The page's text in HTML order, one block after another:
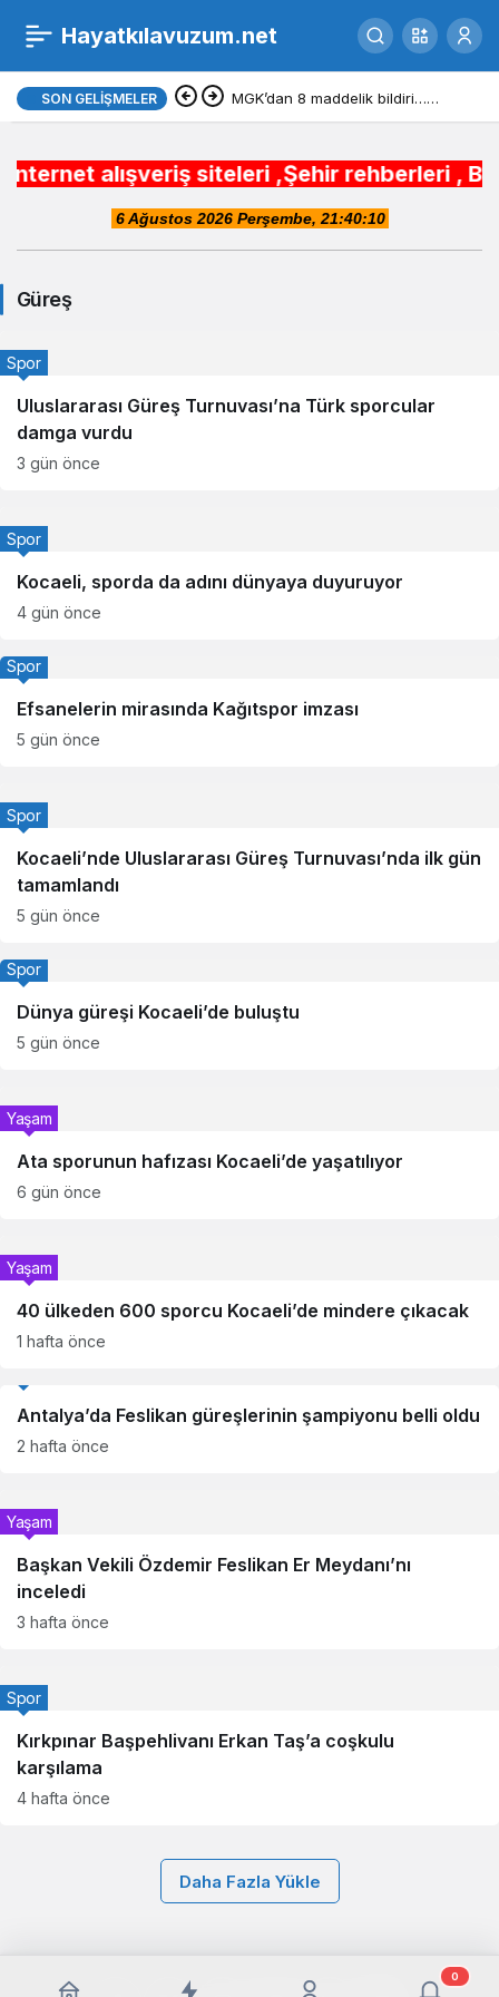
Hayatkılavuzum.net
Güreş
Haberleri
SON GELIŞMELER MGK’dan 8 maddelik bildiri…
güvenlik ve Gazze mesajı
alışveriş siteleri ,Şehir
Güreş
Uluslararası Güreş Turnuvası’na Türk sporcular
damga vurdu
Spor
3 gün önce
Kocaeli, sporda da adını dünyaya duyuruyor
Spor
4 gün önce
Efsanelerin mirasında Kağıtspor imzası
Spor
5 gün önce
Kocaeli’nde Uluslararası Güreş Turnuvası’nda ilk gün
tamamlandı
Spor
5 gün önce
Dünya güreşi Kocaeli’de buluştu
Spor
5 gün önce
Ata sporunun hafızası Kocaeli’de yaşatılıyor
Yaşam
6 gün önce
40 ülkeden 600 sporcu Kocaeli’de mindere çıkacak
Yaşam
1 hafta önce
Antalya’da Feslikan güreşlerinin şampiyonu belli oldu
2 hafta önce
Başkan Vekili Özdemir Feslikan Er Meydanı’nı
inceledi
Yaşam
3 hafta önce
Kırkpınar Başpehlivanı Erkan Taş’a coşkulu
karşılama
Spor
4 hafta önce
Daha Fazla Yükle
0